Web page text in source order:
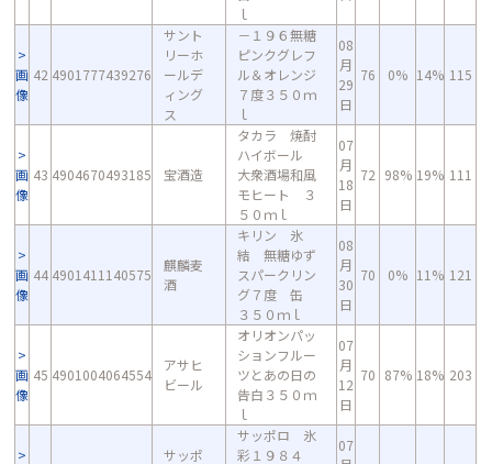
ｌ
画
像
42 4901777439276
サント
リーホ
ールデ
ィング
ス
－１９６無糖
ピンクグレフ
ル＆オレンジ
７度３５０ｍ
ｌ
08
月
29
日
76 0% 14% 115
画
像
43 4904670493185 宝酒造
タカラ 焼酎
ハイボール
大衆酒場和風
モヒート ３
５０ｍｌ
07
月
18
日
72 98% 19% 111
画
像
44 4901411140575
麒麟麦
酒
キリン 氷
結 無糖ゆず
スパークリン
グ７度 缶
３５０ｍｌ
08
月
30
日
70 0% 11% 121
画
像
45 4901004064554
アサヒ
ビール
オリオンパッ
ションフルー
ツとあの日の
告白３５０ｍ
ｌ
07
月
12
日
70 87% 18% 203
サッポ
サッポロ 氷
彩１９８４
07